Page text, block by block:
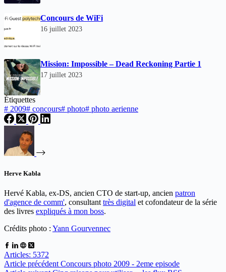
Concours de WiFi
16 juillet 2023
Mission: Impossible – Dead Reckoning Partie 1
17 juillet 2023
Étiquettes
# 2009# concours# photo# photo aerienne
Herve Kabla
Hervé Kabla, ex-DS, ancien CTO de start-up, ancien patron
d'agence de comm', consultant très digital et cofondateur de la série
des livres expliqués à mon boss.
Crédits photo : Yann Gourvennec
Articles: 5372
Article précédent Concours photo 2009 - 2eme episode